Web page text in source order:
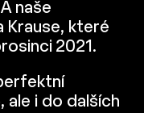
naše
Krause, které
2021.
ale i do dalších